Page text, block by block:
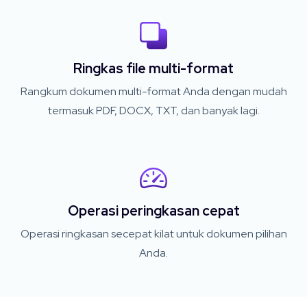
Ringkas file multi-format
Rangkum dokumen multi-format Anda dengan mudah
termasuk PDF, DOCX, TXT, dan banyak lagi.
Operasi peringkasan cepat
Operasi ringkasan secepat kilat untuk dokumen pilihan
Anda.